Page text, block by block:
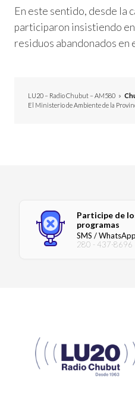
En este sentido, desde la
participaron insistiendo
residuos abandonados en
LU20 – Radio Chubut – AM580 »
El Ministerio de Ambiente de la
Participe de
programas
SMS / WhatsApp
280 - 437-8696